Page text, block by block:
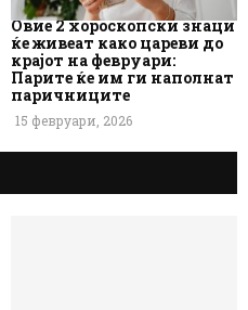
Овие 2 хороскопски знаци
ќе живеат како цареви до
крајот на февруари:
Парите ќе им ги наполнат
паричниците
15 февруари, 2026